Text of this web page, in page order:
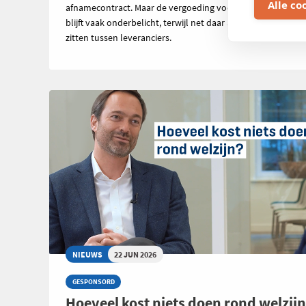
Alle
afnamecontract. Maar de vergoeding voor geïnjecteerde
blijft vaak onderbelicht, terwijl net daar aanzienlijke
zitten tussen leveranciers.
NIEUWS 22 JUN 2026
GESPONSORD